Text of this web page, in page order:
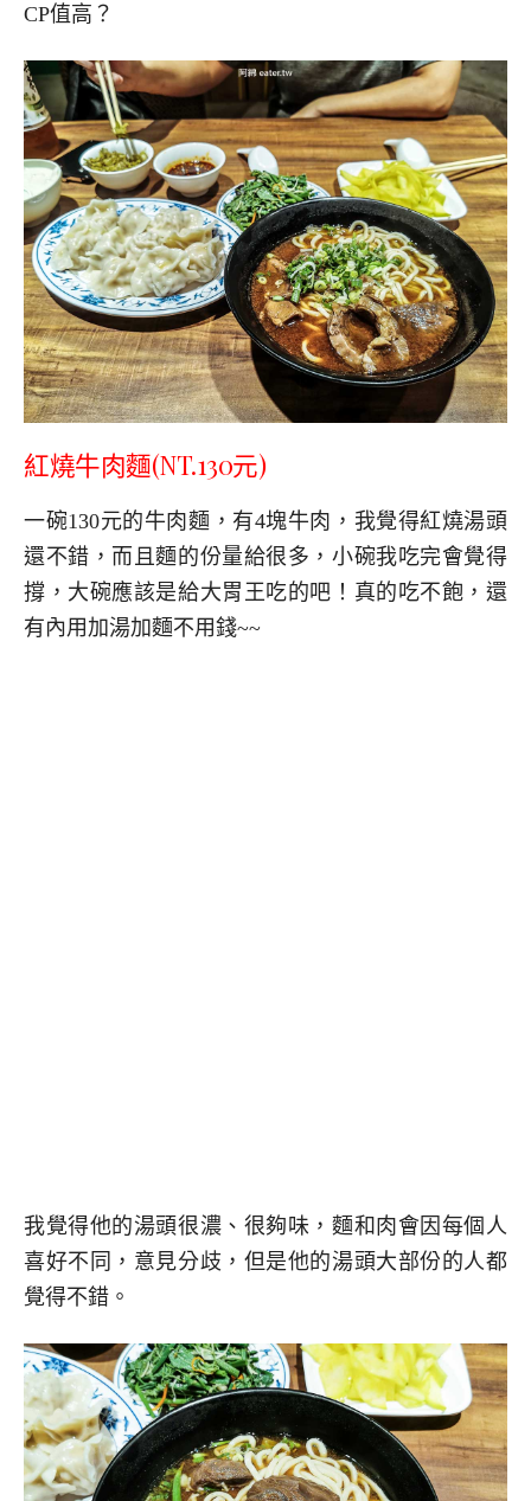
CP值高？
紅燒牛肉麵(NT.130元)
一碗130元的牛肉麵，有4塊牛肉，我覺得紅燒湯頭
還不錯，而且麵的份量給很多，小碗我吃完會覺得
撐，大碗應該是給大胃王吃的吧！真的吃不飽，還
有內用加湯加麵不用錢~~
我覺得他的湯頭很濃、很夠味，麵和肉會因每個人
喜好不同，意見分歧，但是他的湯頭大部份的人都
覺得不錯。